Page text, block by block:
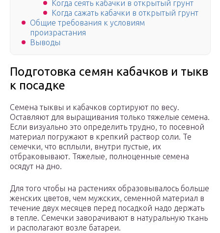
Когда сеять кабачки в открытый грунт
Когда сажать кабачки в открытый грунт
Общие требования к условиям
произрастания
Выводы
Подготовка семян кабачков и тыкв
к посадке
Семена тыквы и кабачков сортируют по весу.
Оставляют для выращивания только тяжелые семена.
Если визуально это определить трудно, то посевной
материал погружают в крепкий раствор соли. Те
семечки, что всплыли, внутри пустые, их
отбраковывают. Тяжелые, полноценные семена
осядут на дно.
Для того чтобы на растениях образовывалось больше
женских цветов, чем мужских, семенной материал в
течение двух месяцев перед посадкой надо держать
в тепле. Семечки заворачивают в натуральную ткань
и располагают возле батареи.